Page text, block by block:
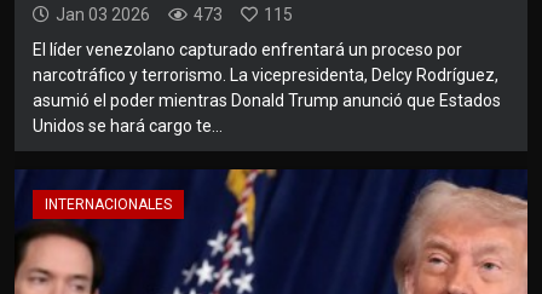
Jan 03 2026 473
115
El líder venezolano capturado enfrentará un proceso por
narcotráfico y terrorismo. La vicepresidenta, Delcy Rodríguez,
asumió el poder mientras Donald Trump anunció que Estados
Unidos se hará cargo te...
INTERNACIONALES